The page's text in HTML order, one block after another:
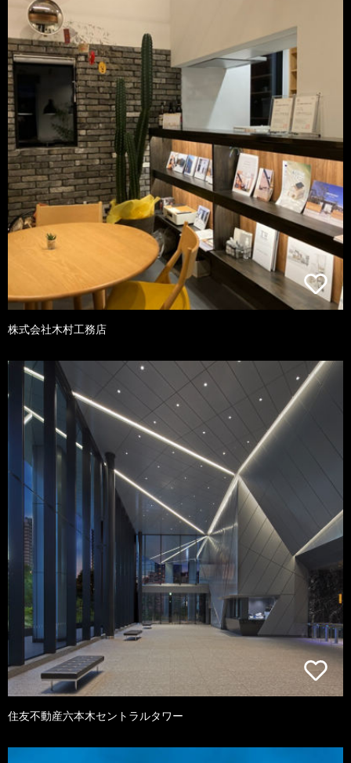
株式会社木村工務店
住友不動産六本木セントラルタワー